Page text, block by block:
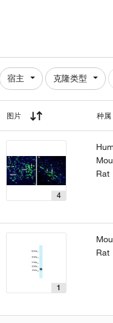
宿主 克隆类型
图片 种属
4
Rat
1
Rat